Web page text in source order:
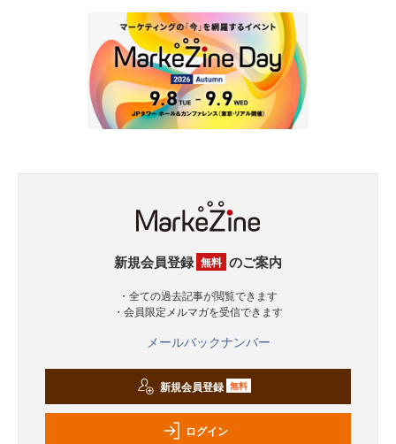
新規会員登録 無料 のご案内
・全ての過去記事が閲覧できます
・会員限定メルマガを受信できます
メールバックナンバー
新規会員登録 無料
ログイン